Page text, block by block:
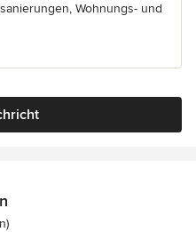
Wohnungs- und
5 Sternen